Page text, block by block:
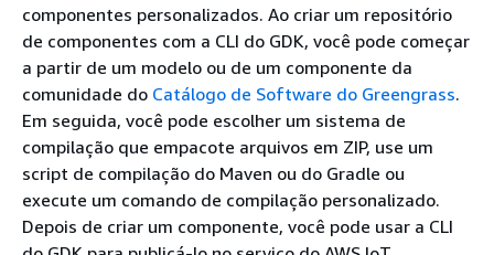
componentes personalizados. Ao criar um repositório
de componentes com a CLI do GDK, você pode começar
a partir de um modelo ou de um componente da
comunidade do Catálogo de Software do Greengrass.
Em seguida, você pode escolher um sistema de
compilação que empacote arquivos em ZIP, use um
script de compilação do Maven ou do Gradle ou
execute um comando de compilação personalizado.
Depois de criar um componente, você pode usar a CLI